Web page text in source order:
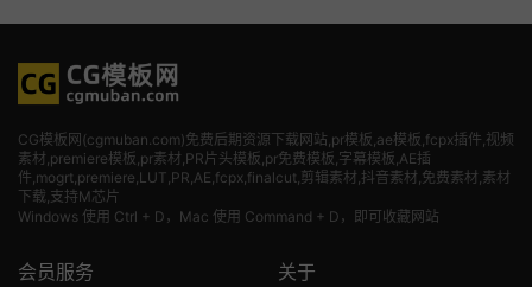
CG模板网(cgmuban.com)免费后期资源下载网站,pr模板,ae模板,fcpx插件,视频
素材 ,premiere模板,pr素材,PR片头模板,pr免费模板,字幕模板,AE插
件,mogrt,premiere,LUT,PR,AE,fcpx,finalcut,剪辑素材,抖音素材,免费素材,素材
下载,支持M芯片
Windows 使用 Ctrl + D，Mac 使用 Command + D，即可收藏网站
会员服务 关于